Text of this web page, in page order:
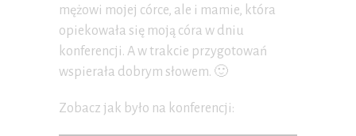
mężowi mojej córce, ale i mamie, która
opiekowała się moją córa w dniu
konferencji. A w trakcie przygotowań
wspierała dobrym słowem. 🙂
Zobacz jak było na konferencji: